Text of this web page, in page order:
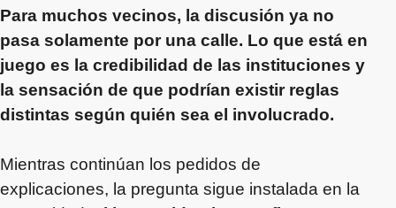
Para muchos vecinos, la discusión ya no
pasa solamente por una calle. Lo que está en
juego es la credibilidad de las instituciones y
la sensación de que podrían existir reglas
distintas según quién sea el involucrado.
Mientras continúan los pedidos de
explicaciones, la pregunta sigue instalada en la